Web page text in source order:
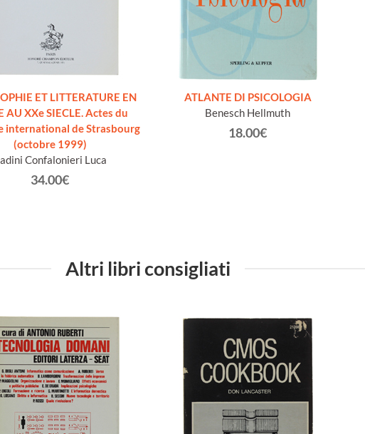
ET LITTERATURE EN
AU XXe SIECLE. Actes du
international de Strasbourg
(octobre 1999)
Confalonieri Luca
34.00€
ATLANTE DI PSICOLOGIA
Benesch Hellmuth
18.00€
Altri libri consigliati